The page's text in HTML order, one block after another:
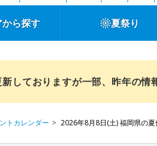
ら探す 夏祭り
しておりますが一部、昨年の情
トカレンダー 2026年8月8日(土) 福岡県の夏